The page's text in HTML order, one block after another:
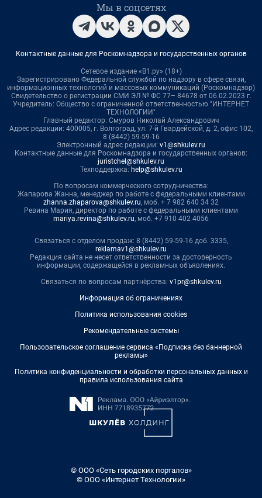
Мы в соцсетях
Контактные данные для Роскомнадзора и государственных органов
Сетевое издание «В1.ру» (18+)
Зарегистрировано Федеральной службой по надзору в сфере связи,
информационных технологий и массовых коммуникаций (Роскомнадзор)
Свидетельство о регистрации СМИ ЭЛ № ФС 77– 84678 от 06.02.2023 г.
Учредитель: Общество с ограниченной ответственностью "ИНТЕРНЕТ
ТЕХНОЛОГИИ"
Главный редактор: Смуров Николай Александрович
Адрес редакции: 400005, г. Волгоград, ул. 7-й Гвардейской, д. 2, офис 102,
8 (8442) 59-59-16
Электронный адрес редакции: v1@shkulev.ru
Контактные данные для Роскомнадзора и государственных органов:
juristchel@shkulev.ru
Техподдержка: help@shkulev.ru
По вопросам коммерческого сотрудничества:
Жапарова Жанна, менеджер по работе с федеральными клиентами
zhanna.zhaparova@shkulev.ru, моб. + 7 982 640 34 32
Ревина Мария, директор по работе с федеральными клиентами
mariya.revina@shkulev.ru, моб. +7 910 402 4056
Связаться с отделом продаж: 8 (8442) 59-59-16 доб. 3335,
reklamav1@shkulev.ru
Редакция сайта не несет ответственности за достоверность
информации, содержащейся в рекламных объявлениях.
Связаться по вопросам партнёрства: v1pr@shkulev.ru
Информация об ограничениях
Политика использования cookies
Рекомендательные системы
Пользовательское соглашение сервиса «Подписка без баннерной
рекламы»
Политика конфиденциальности и обработки персональных данных и
правила использования сайта
© ООО «Сеть городских порталов»
© ООО «Интернет Технологии»